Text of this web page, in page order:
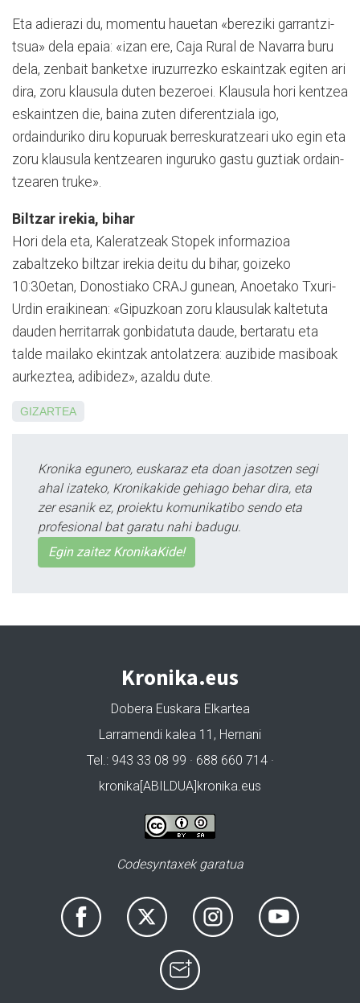
Eta adierazi du, momentu hauetan «bereziki garrantzi­
tsua» dela epaia: «izan ere, Ca­ja Rural de Navarra buru
dela, zenbait banketxe iruzurrezko eskaintzak egiten ari
dira, zoru klausula duten bezeroei. Klau­sula hori kentzea
eskaintzen die, baina zuten diferentziala igo,
ordainduriko diru kopuruak berreskuratzeari uko egin eta
zoru klausula kentzearen inguruko gastu guztiak ordain­
tzearen truke».
Biltzar irekia, bihar
Hori dela eta, Kaleratzeak Stopek informazioa
zabaltzeko biltzar irekia deitu du bihar, goizeko
10:30etan, Donostiako CRAJ gunean, Anoetako Txuri-
Urdin eraikinean: «Gipuzkoan zoru klausulak kaltetuta
dauden herritarrak gonbidatuta daude, bertaratu eta
talde mailako ekintzak antolatzera: auzibide masiboak
aurkeztea, adibidez», azaldu dute.
GIZARTEA
Kronika egunero, euskaraz eta doan jasotzen segi
ahal izateko, Kronikakide gehiago behar dira, eta
zer esanik ez, proiektu komunikatibo sendo eta
profesional bat garatu nahi badugu.
Egin zaitez KronikaKide!
Kronika.eus
Dobera Euskara Elkartea
Larramendi kalea 11, Hernani
Tel.: 943 33 08 99 · 688 660 714 ·
kronika[ABILDUA]kronika.eus
Codesyntaxek garatua